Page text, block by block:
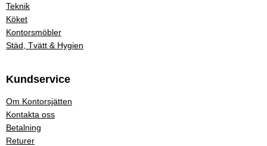
Teknik
Köket
Kontorsmöbler
Städ, Tvätt & Hygien
Kundservice
Om Kontorsjätten
Kontakta oss
Betalning
Returer